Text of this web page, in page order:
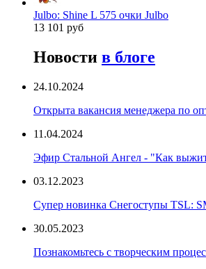
Julbo: Shine L 575 очки Julbo
13 101 руб
Новости в блоге
24.10.2024
Открыта вакансия менеджера по
11.04.2024
Эфир Стальной Ангел - "Как
03.12.2023
Супер новинка Снегоступы TSL:
30.05.2023
Познакомьтесь с творческим